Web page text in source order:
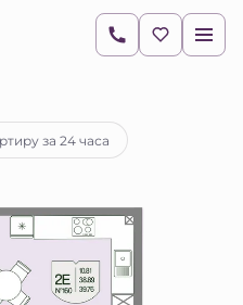
10 444 861 руб.
за 24 часа